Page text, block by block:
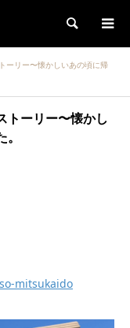
検索
ーリー〜懐かしいあの頃に帰
トーリー〜懐かし
mitsukaido